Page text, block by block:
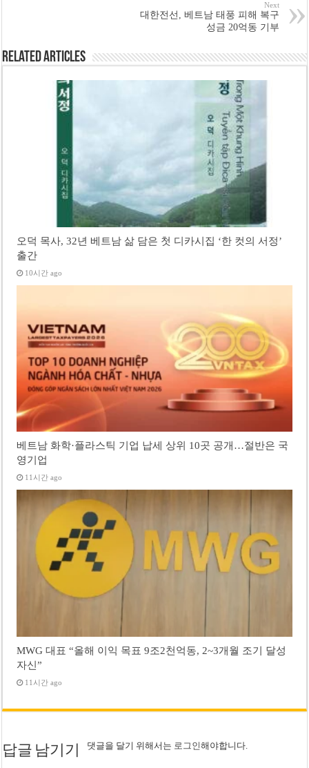
Next
대한전선, 베트남 태풍 피해 복구
성금 20억동 기부
Related Articles
오덕 목사, 32년 베트남 삶 담은 첫 디카시집 ‘한 컷의 서정’
출간
10시간 ago
베트남 화학·플라스틱 기업 납세 상위 10곳 공개…절반은 국
영기업
11시간 ago
MWG 대표 “올해 이익 목표 9조2천억동, 2~3개월 조기 달성
자신”
11시간 ago
답글 남기기 댓글을 달기 위해서는 로그인해야합니다.